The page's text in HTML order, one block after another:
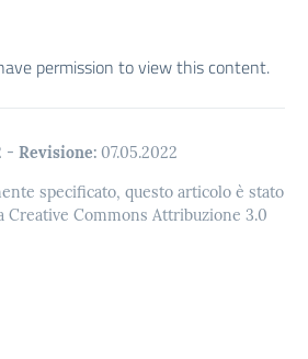
permission to view this content.
- Revisione: 07.05.2022
specificato, questo articolo è stato
Creative Commons Attribuzione 3.0